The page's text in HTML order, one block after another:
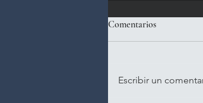
Comentarios
Escribir un